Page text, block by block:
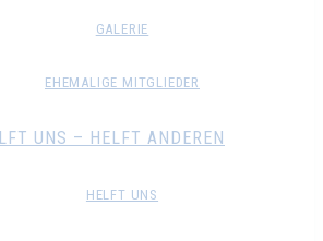
GALERIE
EHEMALIGE MITGLIEDER
UNS – HELFT ANDEREN
HELFT UNS